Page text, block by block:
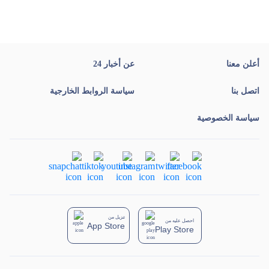
أعلن معنا عن أخبار 24
اتصل بنا سياسة الروابط الخارجية
سياسة الخصوصية
تنزيل من
App Store
احصل عليه من
Play Store